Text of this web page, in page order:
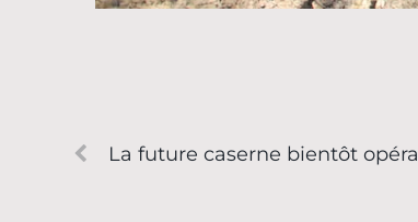
La future caserne bientôt